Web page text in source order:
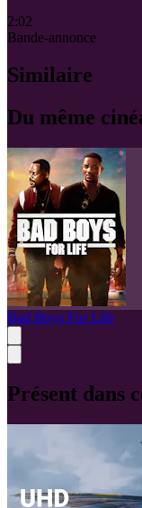
2:02
Bande-annonce
Similaire
Du même
Bad Boys For Life
Présent dans